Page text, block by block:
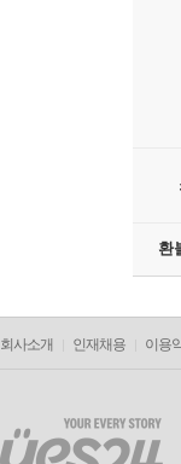
환
회사소개 인재채용 이용